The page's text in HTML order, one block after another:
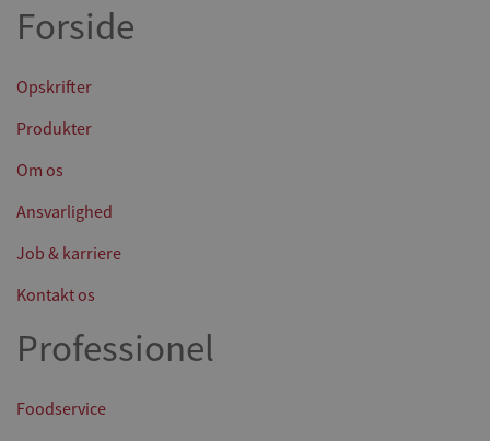
Forside
Opskrifter
Produkter
Om os
Ansvarlighed
Job & karriere
Kontakt os
Professionel
Foodservice